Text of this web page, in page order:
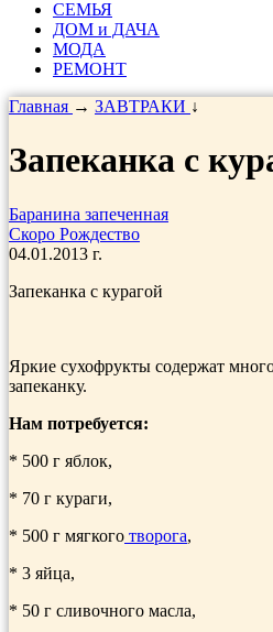
СЕМЬЯ
ДОМ и ДАЧА
МОДА
РЕМОНТ
Главная → ЗАВТРАКИ ↓
Запеканка с
Баранина запеченная
Скоро Рождество
04.01.2013 г.
Запеканка с курагой
Яркие сухофрукты содержат
запеканку.
Нам потребуется:
* 500 г яблок,
* 70 г кураги,
* 500 г мягкого творога,
* 3 яйца,
* 50 г сливочного масла,